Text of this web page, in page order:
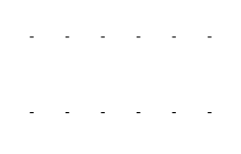
- - - - - -
- - - - - -